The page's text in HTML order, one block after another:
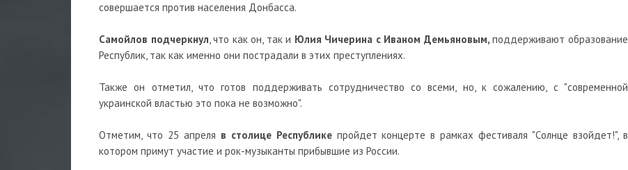
совершается против населения Донбасса.
Самойлов подчеркнул, что как он, так и Юлия Чичерина с Иваном Демьяновым,поддерживают образование
Республик, так как именно они пострадали в этих преступлениях.
Также он отметил, что готов поддерживать сотрудничество со всеми, но, к сожалению, с "современной
украинской властью это пока не возможно".
Отметим, что 25 апреля в столице Республикепройдет концерте в рамках фестиваля "Солнце взойдет!", в
котором примут участие и рок-музыканты прибывшие из России.